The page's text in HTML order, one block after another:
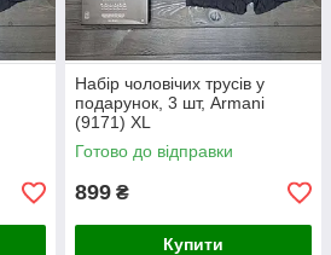
Набір чоловічих трусів у
подарунок, 3 шт, Armani
(9171) XL
Готово до відправки
899 ₴
Купити